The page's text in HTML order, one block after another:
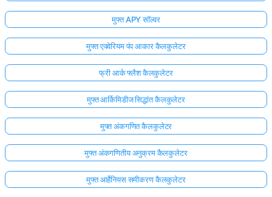
मुफ्त APY सॉल्वर
मुफ्त एक्वेरियम पंप आकार कैलकुलेटर
फ्री आर्क फ्लैश कैलकुलेटर
मुफ्त आर्किमिडीज सिद्धांत कैलकुलेटर
मुफ्त अंकगणित कैलकुलेटर
मुफ्त अंकगणितीय अनुक्रम कैलकुलेटर
मुफ्त आर्हेनियस समीकरण कैलकुलेटर